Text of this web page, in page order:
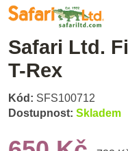
Safari Ltd.
T-Rex
Kód: SFS100712
Dostupnost: Skladem